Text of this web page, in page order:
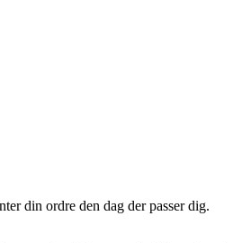
din ordre den dag der passer dig.